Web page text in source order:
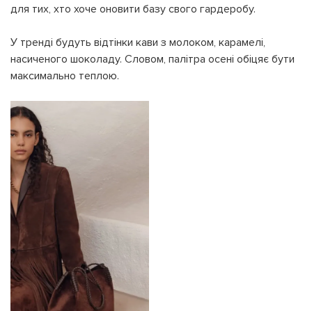
для тих, хто хоче оновити базу свого гардеробу.
У тренді будуть відтінки кави з молоком, карамелі,
насиченого шоколаду. Словом, палітра осені обіцяє бути
максимально теплою.